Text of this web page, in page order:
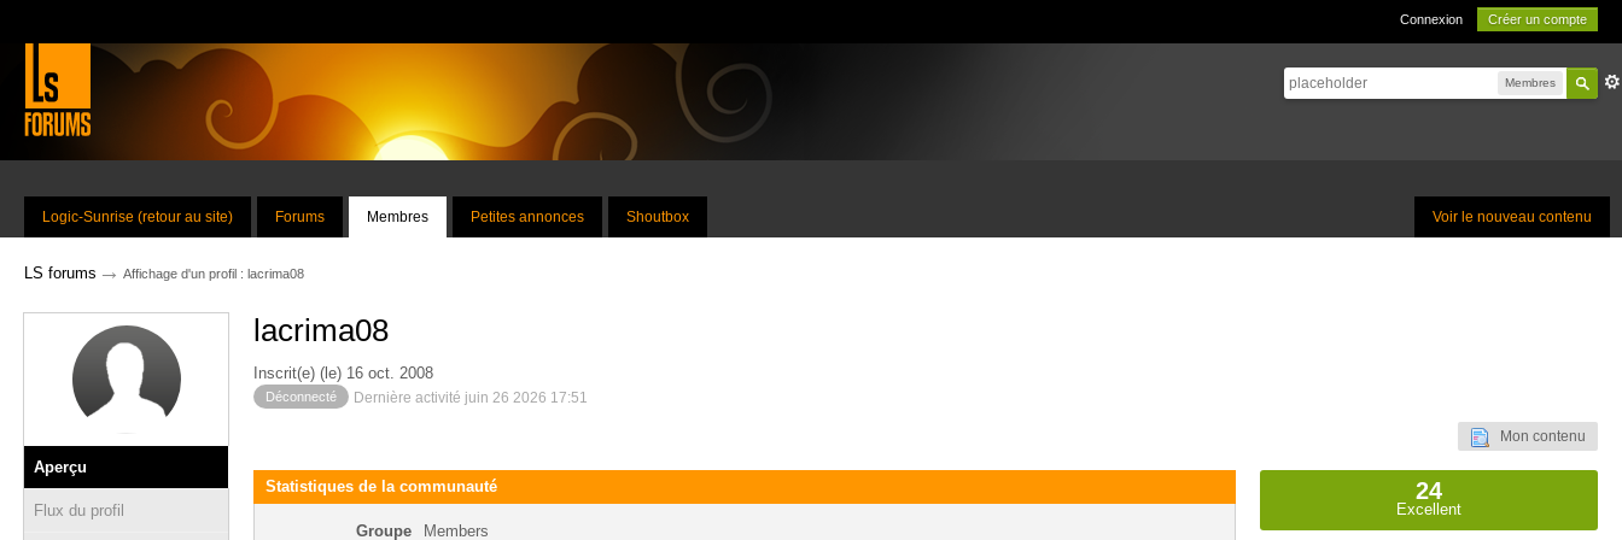
Connexion Créer un compte
Membres
Voir le nouveau contenu
Logic-Sunrise (retour au site) Forums Membres Petites annonces Shoutbox
LS forums → Affichage d'un profil : lacrima08
Aperçu
Flux du profil
lacrima08
Inscrit(e) (le) 16 oct. 2008
Déconnecté Dernière activité juin 26 2026 17:51
Mon contenu
Statistiques de la communauté
Groupe Members
24
Excellent